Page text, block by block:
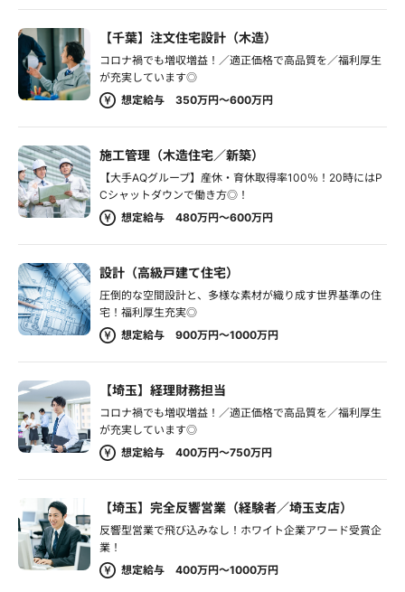
【千葉】注文住宅設計（木造）
コロナ禍でも増収増益！／適正価格で高品質を／福利厚生
が充実しています◎
想定給与 350万円～600万円
施工管理（木造住宅／新築）
【大手AQグループ】産休・育休取得率100％！20時にはP
Cシャットダウンで働き方◎！
想定給与 480万円～600万円
設計（高級戸建て住宅）
圧倒的な空間設計と、多様な素材が織り成す世界基準の住
宅！福利厚生充実◎
想定給与 900万円～1000万円
【埼玉】経理財務担当
コロナ禍でも増収増益！／適正価格で高品質を／福利厚生
が充実しています◎
想定給与 400万円～750万円
【埼玉】完全反響営業（経験者／埼玉支店）
反響型営業で飛び込みなし！ホワイト企業アワード受賞企
業！
想定給与 400万円～1000万円